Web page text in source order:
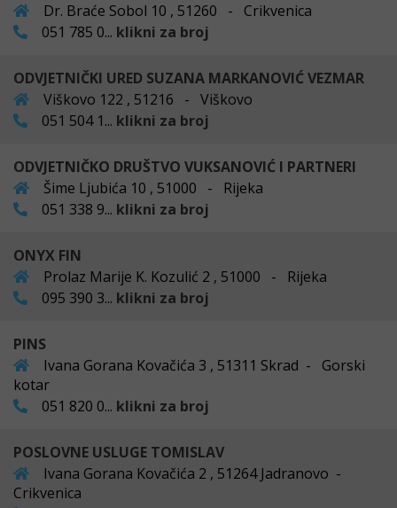
Dr. Braće Sobol 10 , 51260 - Crikvenica
051 785 0... klikni za broj
ODVJETNIČKI URED SUZANA MARKANOVIĆ VEZMAR
Viškovo 122 , 51216 - Viškovo
051 504 1... klikni za broj
ODVJETNIČKO DRUŠTVO VUKSANOVIĆ I PARTNERI
Šime Ljubića 10 , 51000 - Rijeka
051 338 9... klikni za broj
ONYX FIN
Prolaz Marije K. Kozulić 2 , 51000 - Rijeka
095 390 3... klikni za broj
PINS
Ivana Gorana Kovačića 3 , 51311 Skrad - Gorski
kotar
051 820 0... klikni za broj
POSLOVNE USLUGE TOMISLAV
Ivana Gorana Kovačića 2 , 51264 Jadranovo -
Crikvenica